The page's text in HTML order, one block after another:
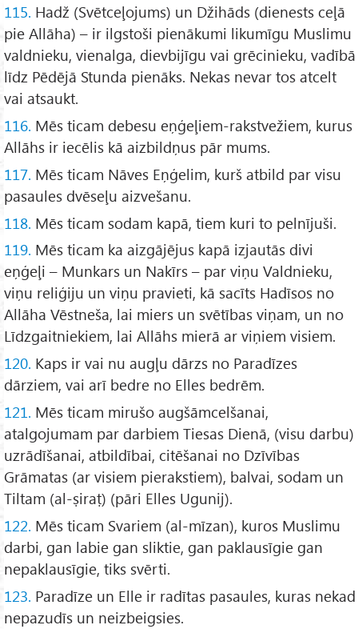
115. Hadž (Svētceļojums) un Džihāds (dienests ceļā
pie Allāha) – ir ilgstoši pienākumi likumīgu Muslimu
valdnieku, vienalga, dievbijīgu vai grēcinieku, vadībā
līdz Pēdējā Stunda pienāks. Nekas nevar tos atcelt
vai atsaukt.
116. Mēs ticam debesu eņģeļiem-rakstvežiem, kurus
Allāhs ir iecēlis kā aizbildņus pār mums.
117. Mēs ticam Nāves Eņģelim, kurš atbild par visu
pasaules dvēseļu aizvešanu.
118. Mēs ticam sodam kapā, tiem kuri to pelnījuši.
119. Mēs ticam ka aizgājējus kapā izjautās divi
eņģeļi – Munkars un Nakīrs – par viņu Valdnieku,
viņu reliģiju un viņu pravieti, kā sacīts Hadīsos no
Allāha Vēstneša, lai miers un svētības viņam, un no
Līdzgaitniekiem, lai Allāhs mierā ar viņiem visiem.
120. Kaps ir vai nu augļu dārzs no Paradīzes
dārziem, vai arī bedre no Elles bedrēm.
121. Mēs ticam mirušo augšāmcelšanai,
atalgojumam par darbiem Tiesas Dienā, (visu darbu)
uzrādīšanai, atbildībai, citēšanai no Dzīvības
Grāmatas (ar visiem pierakstiem), balvai, sodam un
Tiltam (al-ṣiraṭ) (pāri Elles Ugunij).
122. Mēs ticam Svariem (al-mīzan), kuros Muslimu
darbi, gan labie gan sliktie, gan paklausīgie gan
nepaklausīgie, tiks svērti.
123. Paradīze un Elle ir radītas pasaules, kuras nekad
nepazudīs un neizbeigsies.